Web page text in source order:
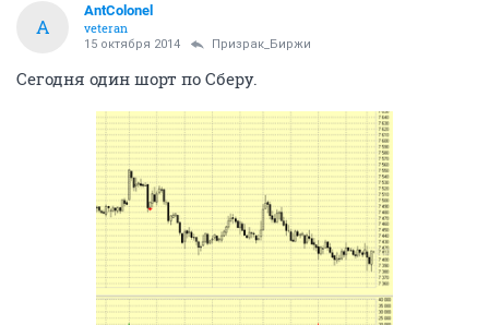
A
AntColonel
veteran
15 октября 2014 Призрак_Биржи
Сегодня один шорт по Сберу.